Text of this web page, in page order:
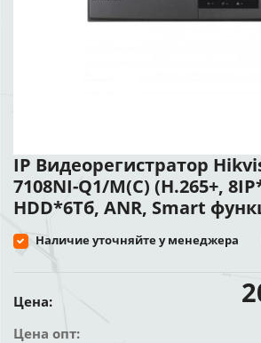
IP Видеорегистратор
7108NI-Q1/M(C) (H.265+,
HDD*6Тб, ANR, Smart
Наличие уточняйте у менеджера
Цена:
Цена опт: